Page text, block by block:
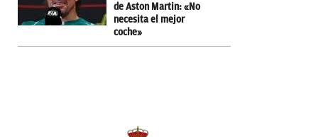
de Aston Martin: «No
necesita el mejor
coche»